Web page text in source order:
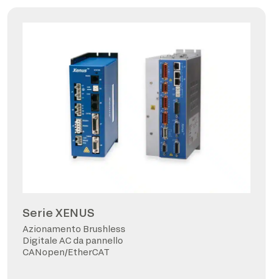
Serie XENUS
Azionamento Brushless
Digitale AC da pannello
CANopen/EtherCAT